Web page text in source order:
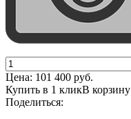
Цена: 101 400 руб.
Купить в 1 кликВ корзину
Поделиться: